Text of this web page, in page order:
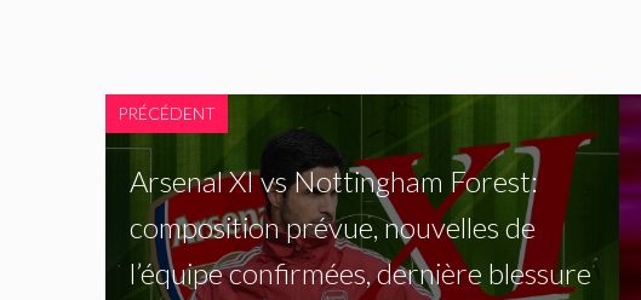
PRÉCÉDENT
Arsenal XI vs Nottingham Forest:
composition prévue, nouvelles de
l’équipe confirmées, dernière blessure